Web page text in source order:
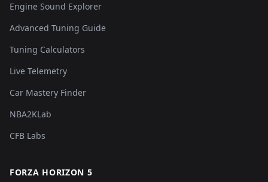
Engine Sound Explorer
Advanced Tuning Guide
Tuning Calculators
Live Telemetry
Car Mastery Finder
NBA2KLab
CFB Labs
FORZA HORIZON 5